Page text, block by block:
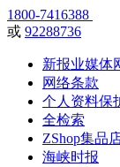
1800-7416388
或 92288736
新报业媒体
网络条款
个人资料保
全检索
ZShop集品
海峡时报